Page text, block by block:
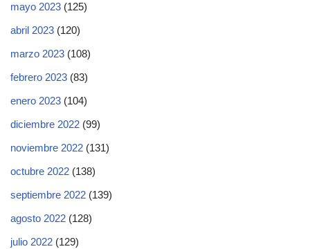
mayo 2023 (125)
abril 2023 (120)
marzo 2023 (108)
febrero 2023 (83)
enero 2023 (104)
diciembre 2022 (99)
noviembre 2022 (131)
octubre 2022 (138)
septiembre 2022 (139)
agosto 2022 (128)
julio 2022 (129)